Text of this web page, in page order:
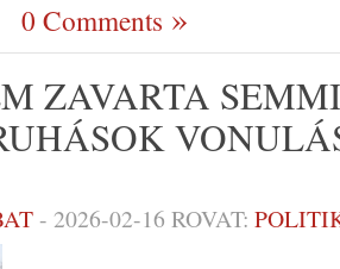
0 Comments
ZAVARTA
- 2026-02-16 ROVAT: